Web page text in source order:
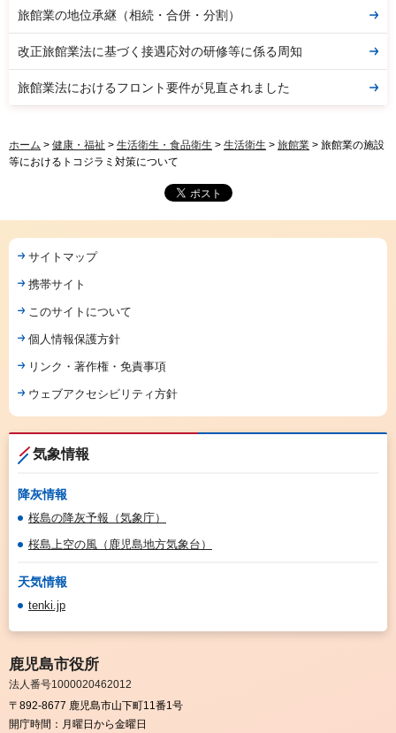
旅館業の地位承継（相続・合併・分割）
改正旅館業法に基づく接遇応対の研修等に係る周知
旅館業法におけるフロント要件が見直されました
ホーム > 健康・福祉 > 生活衛生・食品衛生 > 生活衛生 > 旅館業 > 旅館業の施設
等におけるトコジラミ対策について
サイトマップ
携帯サイト
このサイトについて
個人情報保護方針
リンク・著作権・免責事項
ウェブアクセシビリティ方針
気象情報
降灰情報
桜島の降灰予報（気象庁）
桜島上空の風（鹿児島地方気象台）
天気情報
tenki.jp
鹿児島市役所
法人番号1000020462012
〒892-8677 鹿児島市山下町11番1号
開庁時間： 月曜日から金曜日